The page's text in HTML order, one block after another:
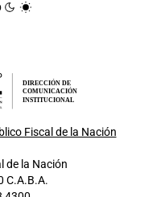
DIRECCIÓN DE
COMUNICACIÓN
INSTITUCIONAL
Fiscal de la Nación
de la Nación
C.A.B.A.